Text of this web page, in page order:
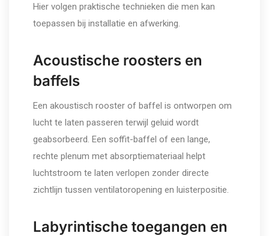
Hier volgen praktische technieken die men kan
toepassen bij installatie en afwerking.
Acoustische roosters en
baffels
Een akoustisch rooster of baffel is ontworpen om
lucht te laten passeren terwijl geluid wordt
geabsorbeerd. Een soffit-baffel of een lange,
rechte plenum met absorptiemateriaal helpt
luchtstroom te laten verlopen zonder directe
zichtlijn tussen ventilatoropening en luisterpositie.
Labyrintische toegangen en